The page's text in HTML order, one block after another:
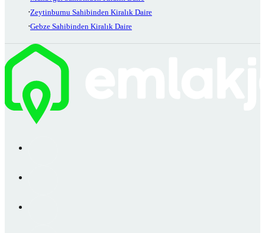
Zeytinburnu Sahibinden Kiralık Daire
Gebze Sahibinden Kiralık Daire